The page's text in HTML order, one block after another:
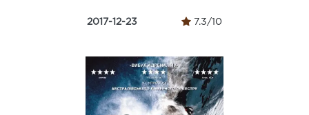
2017-12-23 7.3/10